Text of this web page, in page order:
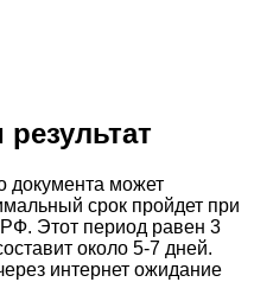
документа может
срок пройдет при
Этот период равен 3
около 5-7 дней.
интернет ожидание